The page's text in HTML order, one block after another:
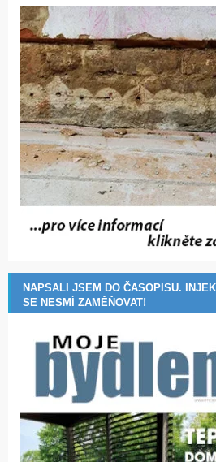
NAPSALI JSEM DO ČASOPISU.
SE NESMÍ ZAMĚŇOVAT!